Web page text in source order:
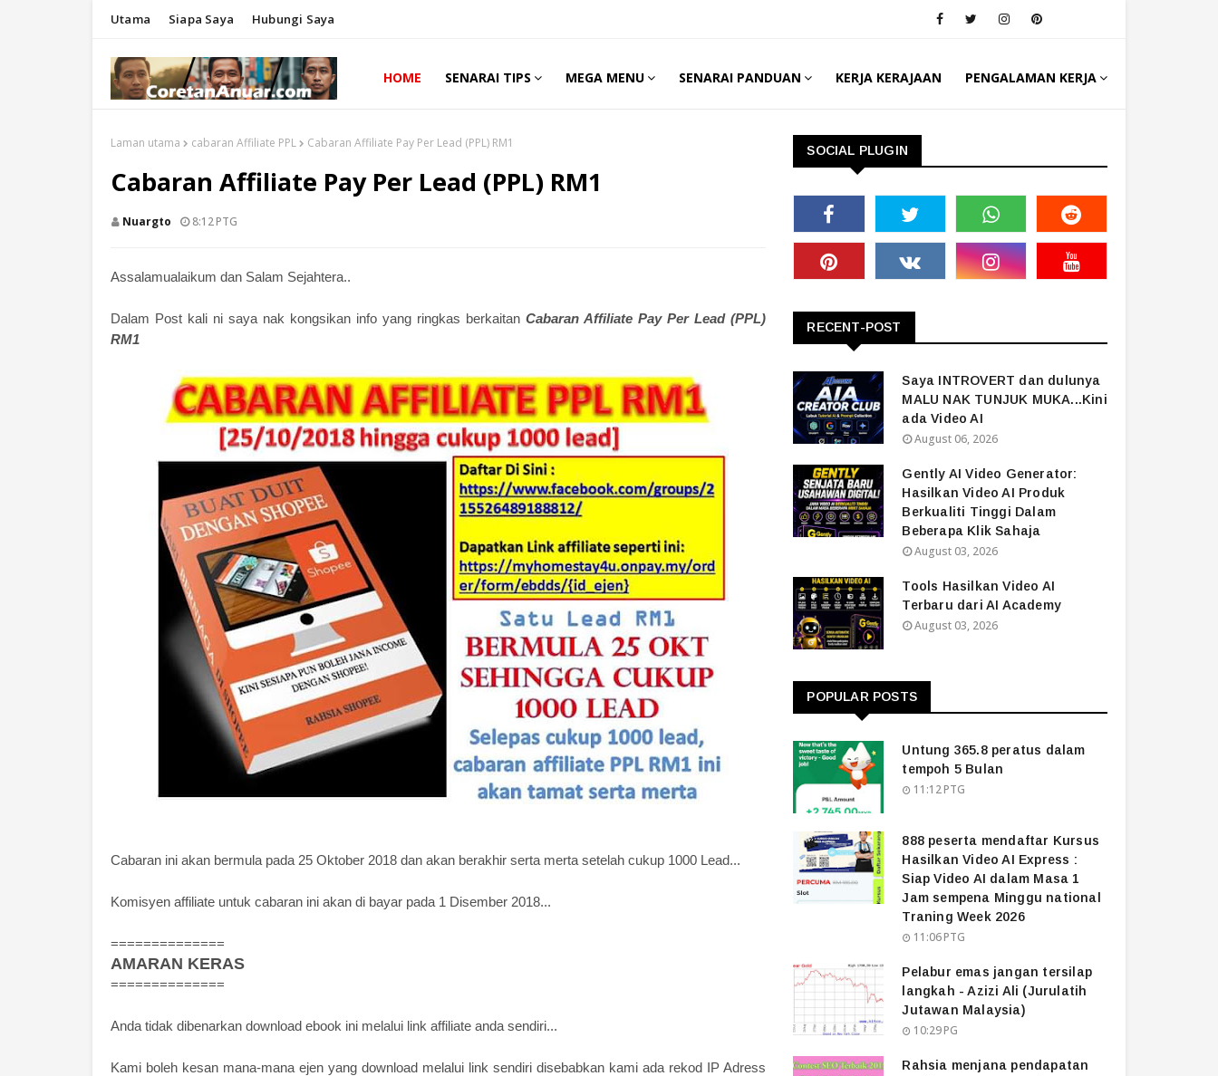
Utama Siapa Saya Hubungi Saya
HOME SENARAI TIPS MEGA MENU SENARAI PANDUAN KERJA KERAJAAN PENGALAMAN KERJA
Laman utama cabaran Affiliate PPL Cabaran Affiliate Pay Per Lead (PPL) RM1
Cabaran Affiliate Pay Per Lead (PPL) RM1
Nuargto 8:12 PTG
Assalamualaikum dan Salam Sejahtera..
Dalam Post kali ni saya nak kongsikan info yang ringkas berkaitanCabaran Affiliate Pay Per Lead (PPL)
RM1
Cabaran ini akan bermula pada 25 Oktober 2018 dan akan berakhir serta merta setelah cukup 1000 Lead...
Komisyen affiliate untuk cabaran ini akan di bayar pada 1 Disember 2018...
==============
AMARAN KERAS
==============
Anda tidak dibenarkan download ebook ini melalui link affiliate anda sendiri...
Kami boleh kesan mana-mana ejen yang download melalui link sendiri disebabkan kami ada rekod IP Adress
SOCIAL PLUGIN
RECENT-POST
Saya INTROVERT dan dulunya
MALU NAK TUNJUK MUKA...Kini
ada Video AI
August 06, 2026
Gently AI Video Generator:
Hasilkan Video AI Produk
Berkualiti Tinggi Dalam
Beberapa Klik Sahaja
August 03, 2026
Tools Hasilkan Video AI
Terbaru dari AI Academy
August 03, 2026
POPULAR POSTS
Untung 365.8 peratus dalam
tempoh 5 Bulan
11:12 PTG
888 peserta mendaftar Kursus
Hasilkan Video AI Express :
Siap Video AI dalam Masa 1
Jam sempena Minggu national
Traning Week 2026
11:06 PTG
Pelabur emas jangan tersilap
langkah - Azizi Ali (Jurulatih
Jutawan Malaysia)
10:29 PG
Rahsia menjana pendapatan